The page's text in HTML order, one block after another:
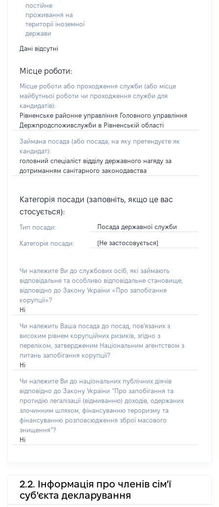
постійне
проживання на
території іноземної
держави
Дані відсутні
Місце роботи:
Місце роботи або проходження служби (або місце
майбутньої роботи чи проходження служби для
кандидатів):
Рівненське районне управління Головного управління
Держпродспоживслужби в Рівненській області
Займана посада (або посада, на яку претендуєте як
кандидат):
головний спеціаліст відділу державного нагяду за
дотриманням санітарного законодавства
Категорія посади (заповніть, якщо це вас
стосується):
Тип посади: Посада державної служби
Категорія посади: [Не застосовується]
Чи належите Ви до службових осіб, які займають
відповідальне та особливо відповідальне становище,
відповідно до Закону України «Про запобігання
корупції»?
Ні
Чи належить Ваша посада до посад, пов'язаних з
високим рівнем корупційних ризиків, згідно з
переліком, затвердженим Національним агентством з
питань запобігання корупції?
Ні
Чи належите Ви до національних публічних діячів
відповідно до Закону України “Про запобігання та
протидію легалізації (відмиванню) доходів, одержаних
злочинним шляхом, фінансуванню тероризму та
фінансуванню розповсюдження зброї масового
знищення”?
Ні
2.2. Інформація про членів сім'ї
суб'єкта декларування